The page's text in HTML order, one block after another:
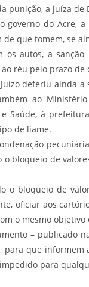
punição, a juíza de
governo do Acre,
de que tomem, se
os autos, a
réu pelo prazo de
deferiu ainda
ao
Saúde, à
de liame.
o bloqueio de
o bloqueio de
oficiar aos
o mesmo
– publicado
para que
para